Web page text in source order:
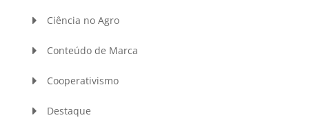
Ciência no Agro
Conteúdo de Marca
Cooperativismo
Destaque